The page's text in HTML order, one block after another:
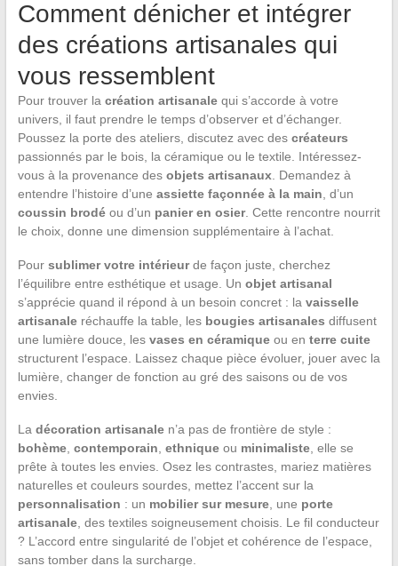
Comment dénicher et intégrer
des créations artisanales qui
vous ressemblent
Pour trouver la création artisanalequi s’accorde à votre
univers, il faut prendre le temps d’observer et d’échanger.
Poussez la porte des ateliers, discutez avec des créateurs
passionnés par le bois, la céramique ou le textile. Intéressez-
vous à la provenance des objets artisanaux. Demandez à
entendre l’histoire d’une assiette façonnée à la main , d’un
coussin brodéou d’un panier en osier. Cette rencontre nourrit
le choix, donne une dimension supplémentaire à l’achat.
Pour sublimer votre intérieurde façon juste, cherchez
l’équilibre entre esthétique et usage. Un objet artisanal
s’apprécie quand il répond à un besoin concret : la vaisselle
artisanaleréchauffe la table, les bougies artisanales diffusent
une lumière douce, les vases en céramiqueou en terre cuite
structurent l’espace. Laissez chaque pièce évoluer, jouer avec la
lumière, changer de fonction au gré des saisons ou de vos
envies.
La décoration artisanalen’a pas de frontière de style :
bohème, contemporain ethniqueou minimaliste, elle se
prête à toutes les envies. Osez les contrastes, mariez matières
naturelles et couleurs sourdes, mettez l’accent sur la
personnalisation : un mobilier sur mesure, une porte
artisanale, des textiles soigneusement choisis. Le fil conducteur
? L’accord entre singularité de l’objet et cohérence de l’espace,
sans tomber dans la surcharge.